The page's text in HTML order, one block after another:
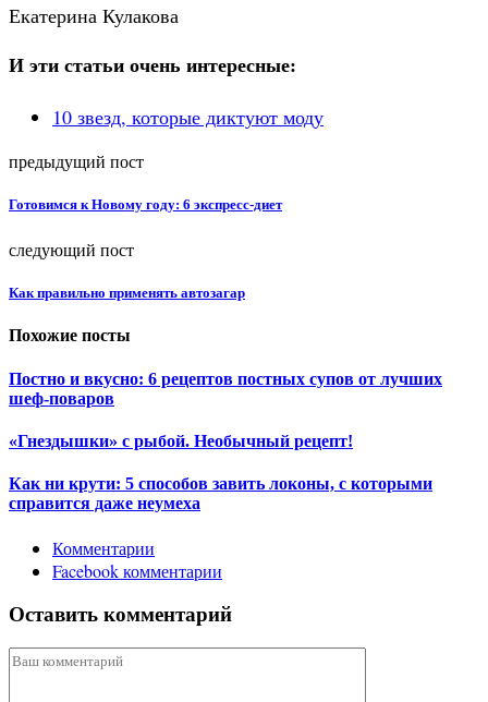
Екатерина Кулакова
И эти статьи очень интересные:
10 звезд, которые диктуют моду
предыдущий пост
Готовимся к Новому году: 6 экспресс-диет
следующий пост
Как правильно применять автозагар
Похожие посты
Постно и вкусно: 6 рецептов постных супов от лучших
шеф-поваров
«Гнездышки» с рыбой. Необычный рецепт!
Как ни крути: 5 способов завить локоны, с которыми
справится даже неумеха
Комментарии
Facebook комментарии
Оставить комментарий